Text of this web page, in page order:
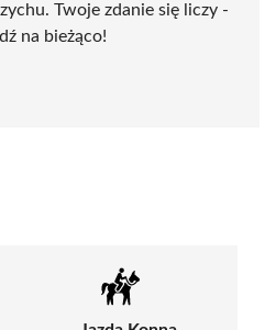
Twoje zdanie się liczy -
na bieżąco!